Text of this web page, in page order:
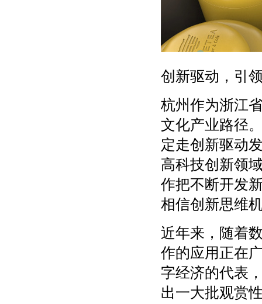
创新驱动，引
杭州作为浙江
文化产业路径
定走创新驱动
高科技创新领
作把不断开发
相信创新思维
近年来，随着
作的应用正在
字经济的代表
出一大批观赏